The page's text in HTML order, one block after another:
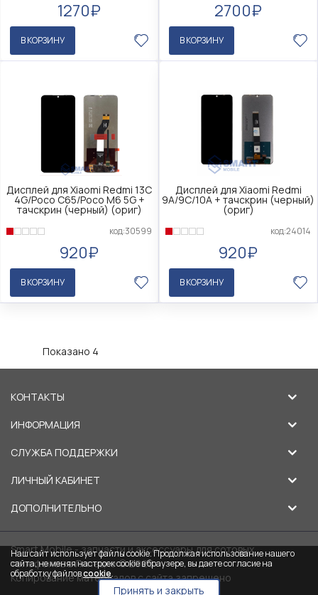
1270₽
В КОРЗИНУ
2700₽
В КОРЗИНУ
Дисплей для Xiaomi Redmi 13C
4G/Poco C65/Poco M6 5G +
тачскрин (черный) (ориг)
код:30599
920₽
В КОРЗИНУ
Дисплей для Xiaomi Redmi
9A/9C/10A + тачскрин (черный)
(ориг)
код:24014
920₽
В КОРЗИНУ
Показано 4
КОНТАКТЫ
ИНФОРМАЦИЯ
СЛУЖБА ПОДДЕРЖКИ
ЛИЧНЫЙ КАБИНЕТ
ДОПОЛНИТЕЛЬНО
Smart Mobile - запчасти и аксессуары для сотовых
телефонов в Липецке © 2026
Копирование материалов с сайта запрещено
Наш сайт использует файлы cookie. Продолжая использование нашего
сайта, не меняя настроек cookie в браузере, вы даете согласие на
обработку файловcookie.
Принять и закрыть